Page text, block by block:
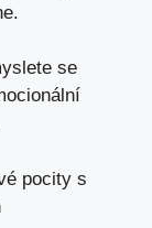
se
pocity s